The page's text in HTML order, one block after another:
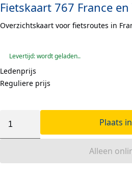
Fietskaart 767 France en
Overzichtskaart voor fietsroutes in
Levertijd: wordt geladen..
Ledenprijs
Reguliere prijs
Plaats
Alleen